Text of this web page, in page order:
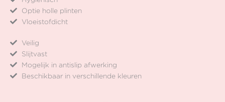
Optie holle plinten
Vloeistofdicht
Veilig
Slijtvast
Mogelijk in antislip afwerking
Beschikbaar in verschillende kleuren